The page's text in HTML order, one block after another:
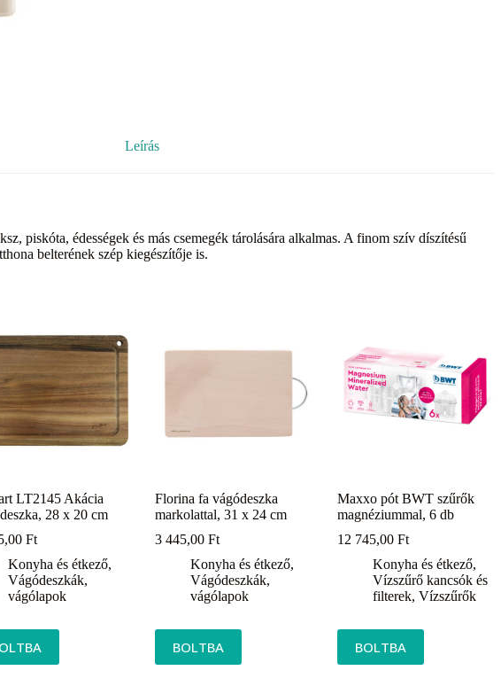
Leírás
piskóta, édességek és más csemegék tárolására alkalmas. A finom szív díszítésű
belterének szép kiegészítője is.
LT2145 Akácia
28 x 20 cm
Ft
Konyha és étkező,
Vágódeszkák,
vágólapok
Florina fa vágódeszka
markolattal, 31 x 24 cm
3 445,00Ft
Konyha és étkező,
Vágódeszkák,
vágólapok
BOLTBA
Maxxo pót BWT szűrők
magnéziummal, 6 db
12 745,00Ft
Konyha és étkező,
Vízszűrő kancsók és
filterek,Vízszűrők
BOLTBA